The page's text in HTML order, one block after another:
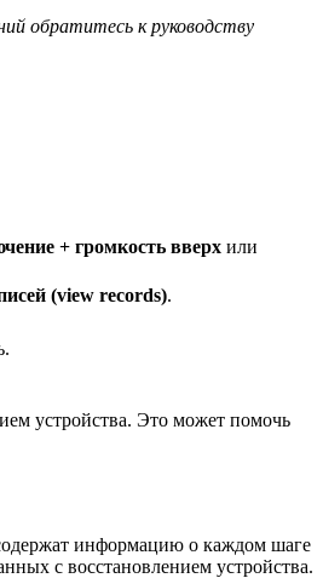
обратитесь к руководству
+ громкость вверх или
(view records).
устройства. Это может помочь
информацию о каждом шаге
с восстановлением устройства.